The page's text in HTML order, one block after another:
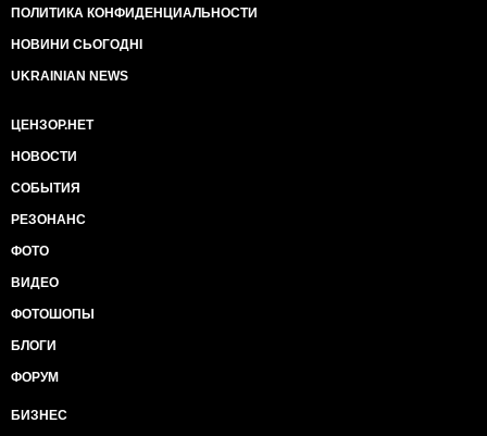
ПОЛИТИКА КОНФИДЕНЦИАЛЬНОСТИ
НОВИНИ СЬОГОДНІ
UKRAINIAN NEWS
ЦЕНЗОР.НЕТ
НОВОСТИ
СОБЫТИЯ
РЕЗОНАНС
ФОТО
ВИДЕО
ФОТОШОПЫ
БЛОГИ
ФОРУМ
БИЗНЕС